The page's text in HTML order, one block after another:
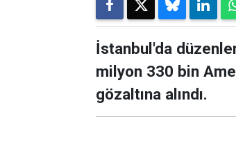
İstanbul'da
milyon 330 bin
gözaltına alındı.